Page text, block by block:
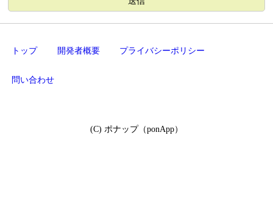
トップ 開発者概要 プライバシーポリシー
問い合わせ
(C) ポナップ（ponApp）